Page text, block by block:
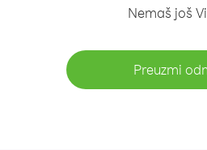
Nemaš još
Preuzmi